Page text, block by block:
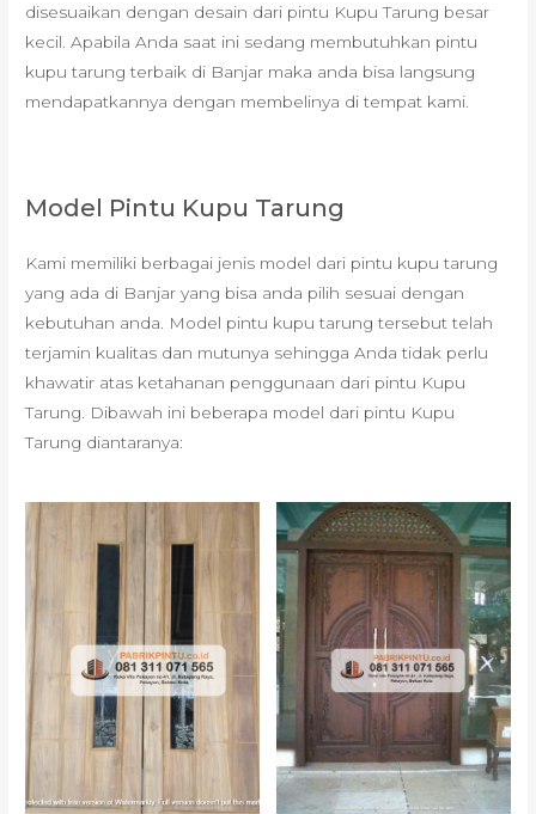
disesuaikan dengan desain dari pintu Kupu Tarung besar
kecil. Apabila Anda saat ini sedang membutuhkan pintu
kupu tarung terbaik di Banjar maka anda bisa langsung
mendapatkannya dengan membelinya di tempat kami.
Model Pintu Kupu Tarung
Kami memiliki berbagai jenis model dari pintu kupu tarung
yang ada di Banjar yang bisa anda pilih sesuai dengan
kebutuhan anda. Model pintu kupu tarung tersebut telah
terjamin kualitas dan mutunya sehingga Anda tidak perlu
khawatir atas ketahanan penggunaan dari pintu Kupu
Tarung. Dibawah ini beberapa model dari pintu Kupu
Tarung diantaranya: